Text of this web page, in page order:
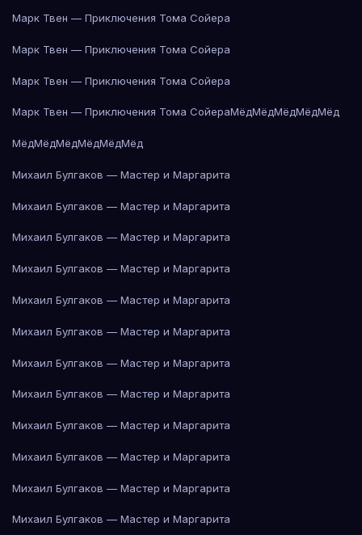
Марк Твен — Приключения Тома Сойера
Марк Твен — Приключения Тома Сойера
Марк Твен — Приключения Тома Сойера
Марк Твен — Приключения Тома СойераМёдМёдМёдМёдМёд
МёдМёдМёдМёдМёдМёд
Михаил Булгаков — Мастер и Маргарита
Михаил Булгаков — Мастер и Маргарита
Михаил Булгаков — Мастер и Маргарита
Михаил Булгаков — Мастер и Маргарита
Михаил Булгаков — Мастер и Маргарита
Михаил Булгаков — Мастер и Маргарита
Михаил Булгаков — Мастер и Маргарита
Михаил Булгаков — Мастер и Маргарита
Михаил Булгаков — Мастер и Маргарита
Михаил Булгаков — Мастер и Маргарита
Михаил Булгаков — Мастер и Маргарита
Михаил Булгаков — Мастер и Маргарита